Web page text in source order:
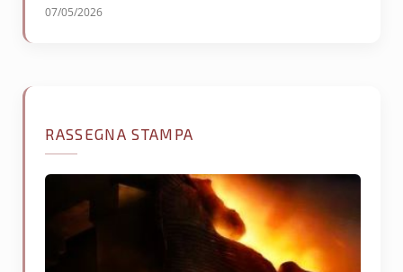
07/05/2026
RASSEGNA STAMPA